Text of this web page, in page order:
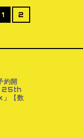
1 2
約開
25th
【数